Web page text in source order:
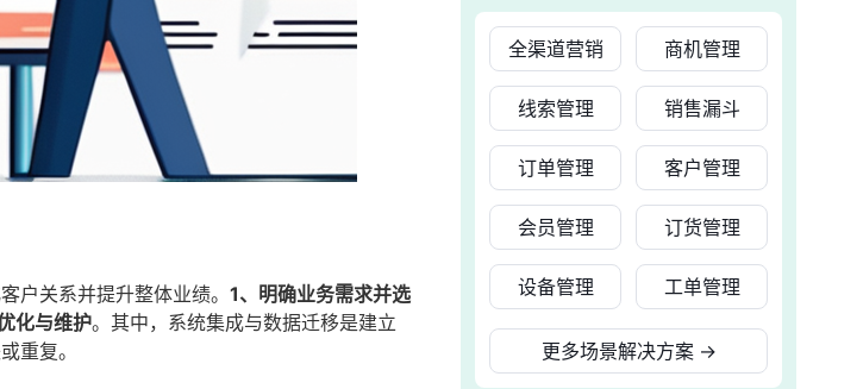
户关系并提升整体业绩。 1、明确业务需求并选
化与维护。其中，系统集成与数据迁移是建立
重复。
全渠道营销 商机管理
线索管理 销售漏斗
订单管理 客户管理
会员管理 订货管理
设备管理 工单管理
更多场景解决方案 →